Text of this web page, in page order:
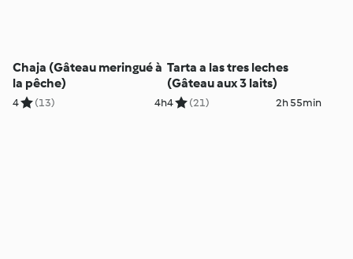
Chaja (Gâteau meringué à
la pêche)
4 (13) 4h
Tarta a las tres leches
(Gâteau aux 3 laits)
4 (21) 2h 55min